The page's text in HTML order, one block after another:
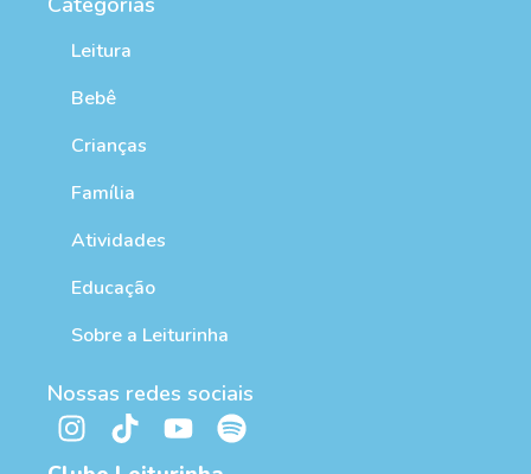
Leitura
Bebê
Crianças
Família
Atividades
Educação
Sobre a Leiturinha
Nossas redes sociais